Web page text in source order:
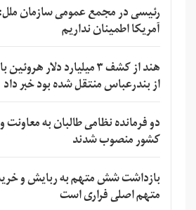
رئیسی در مجمع عمومی سازمان
آمریکا اطمینان نداریم
هند از کشف ۳ میلیارد دلار
از بندرعباس منتقل شده بود خبر داد
دو فرمانده نظامی طالبان به
کشور منصوب شدند
بازداشت شش متهم به ربایش و
متهم اصلی فراری است